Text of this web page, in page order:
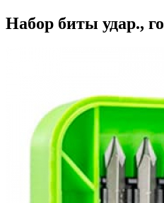
Набор биты удар.,